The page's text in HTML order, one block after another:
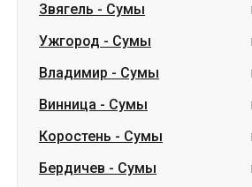
Звягель - Сумы
Ужгород - Сумы
Владимир - Сумы
Винница - Сумы
Коростень - Сумы
Бердичев - Сумы